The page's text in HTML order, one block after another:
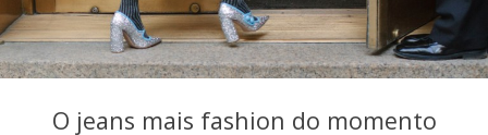
O jeans mais fashion do momento